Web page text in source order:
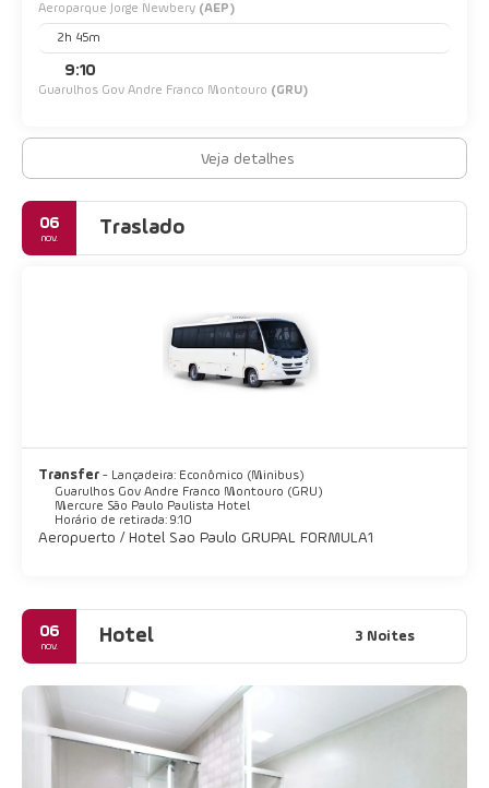
Aeroparque Jorge Newbery (AEP)
2h 45m
9:10
Guarulhos Gov Andre Franco Montouro (GRU)
Veja detalhes
06
nov. Traslado
Transfer - Lançadeira: Econômico (Minibus)
Guarulhos Gov Andre Franco Montouro (GRU)
Mercure São Paulo Paulista Hotel
Horário de retirada: 9:10
Aeropuerto / Hotel Sao Paulo GRUPAL FORMULA1
06
nov. Hotel 3 Noites